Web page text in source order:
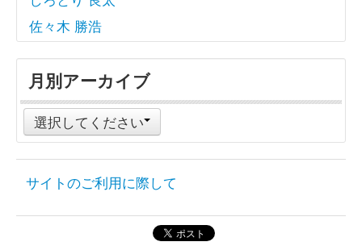
佐々木 勝浩
月別アーカイブ
選択してください
サイトのご利用に際して